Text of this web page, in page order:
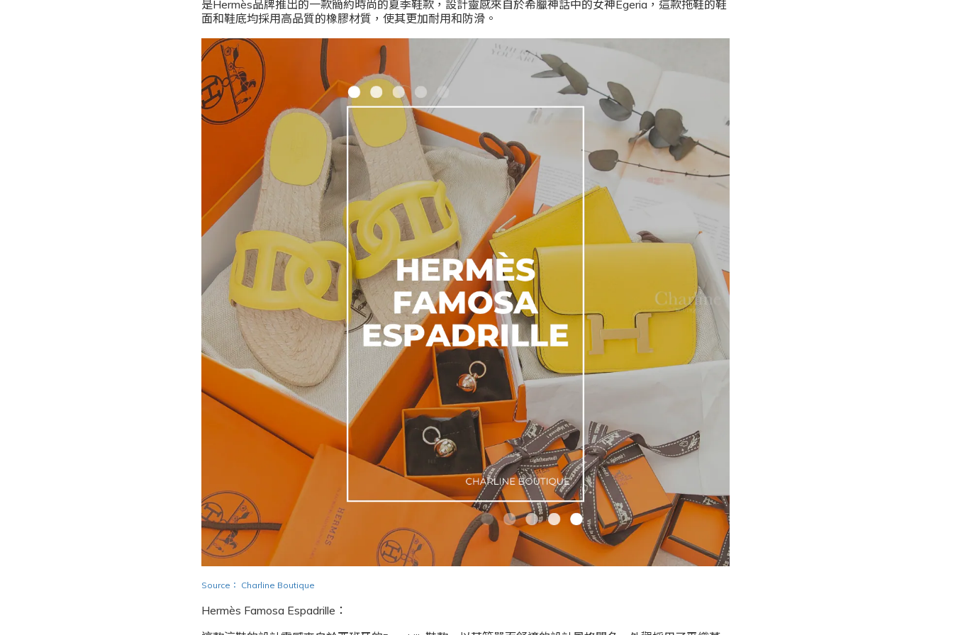
是Hermès品牌推出的一款簡約時尚的夏季鞋款，設計靈感來自於希臘神話中的女神Egeria，這款拖鞋的鞋
面和鞋底均採用高品質的橡膠材質，使其更加耐用和防滑。
Source ： Charline Boutique
Hermès Famosa Espadrille：